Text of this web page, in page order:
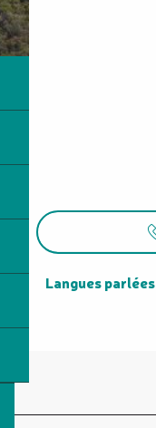
Langues parlées
Langues parlées